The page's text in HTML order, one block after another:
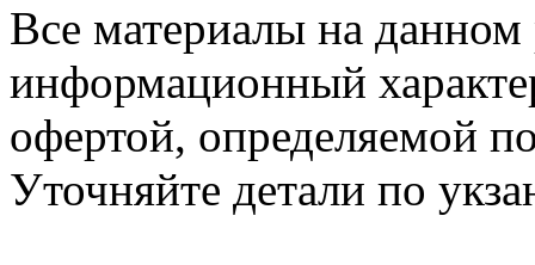
Все материалы на данном
информационный
офертой, определяемой
Уточняйте детали по